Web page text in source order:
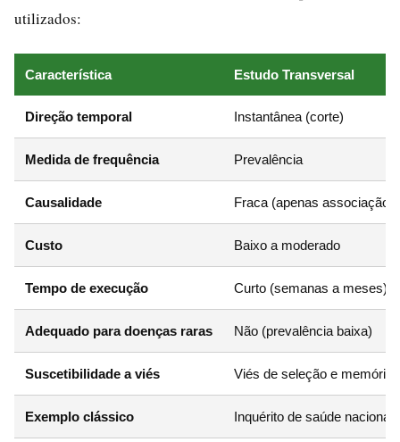
utilizados:
Característica Estudo Transversal
Direção temporal Instantânea (corte)
Medida de frequência Prevalência
Causalidade Fraca (apenas associação)
Custo Baixo a moderado
Tempo de execução Curto (semanas a meses)
Adequado para doenças raras Não (prevalência baixa)
Suscetibilidade a viés Viés de seleção e memória
Exemplo clássico Inquérito de saúde nacional